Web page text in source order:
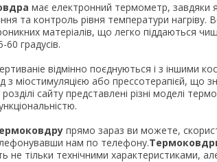
має електронний термометр, завдяки
та контроль рівня температури нагріву.
матеріалів, що легко піддаються
60 градусів.
відмінно поєднуються і з іншими
з міостимуляцією або прессотерапієй, що
сайту представлені різні моделі
прямо зараз ви можете,
нам по телефону.
не тільки технічними характеристиками,